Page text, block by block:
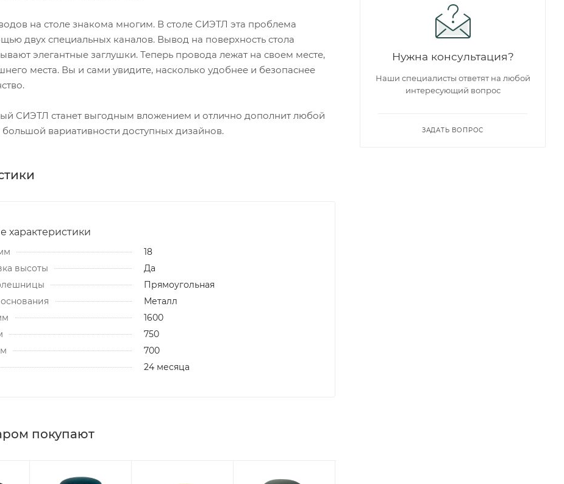
на столе знакома многим. В столе СИЭТЛ эта проблема
двух специальных каналов. Вывод на поверхность стола
элегантные заглушки. Теперь провода лежат на своем месте,
места. Вы и сами увидите, насколько удобнее и безопаснее
СИЭТЛ станет выгодным вложением и отлично дополнит любой
большой вариативности доступных дизайнов.
характеристики
18
высоты
Да
Прямоугольная
Металл
1600
750
700
24 месяца
покупают
Нужна консультация?
Наши специалисты ответят на любой
интересующий вопрос
ЗАДАТЬ ВОПРОС